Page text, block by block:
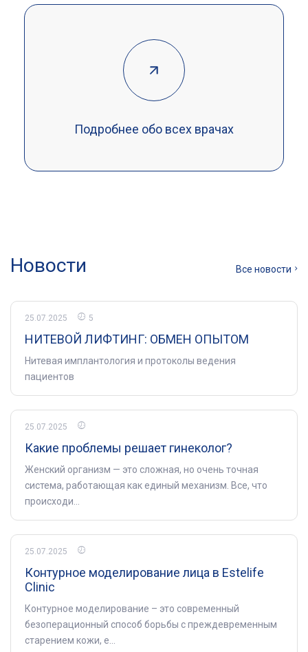
Подробнее обо всех врачах
Новости Все новости
25.07.2025 5
НИТЕВОЙ ЛИФТИНГ: ОБМЕН ОПЫТОМ
Нитевая имплантология и протоколы ведения
пациентов
25.07.2025
Какие проблемы решает гинеколог?
Женский организм — это сложная, но очень точная
система, работающая как единый механизм. Все, что
происходи...
25.07.2025
Контурное моделирование лица в Estelife
Clinic
Контурное моделирование – это современный
безоперационный способ борьбы с преждевременным
старением кожи, е...